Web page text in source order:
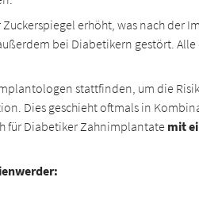
Zuckerspiegel erhöht, was nach der
bei Diabetikern gestört.
stattfinden, um die
Dies geschieht oftmals in
für Diabetiker Zahnimplantate mit